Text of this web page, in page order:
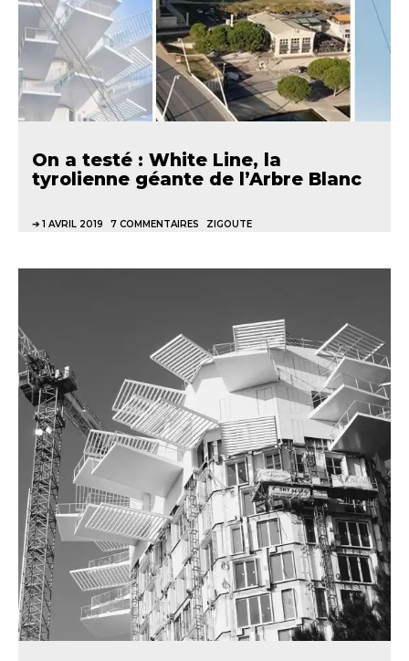
On a testé : White Line, la
tyrolienne géante de l’Arbre Blanc
1 AVRIL 2019 7 COMMENTAIRES ZIGOUTE